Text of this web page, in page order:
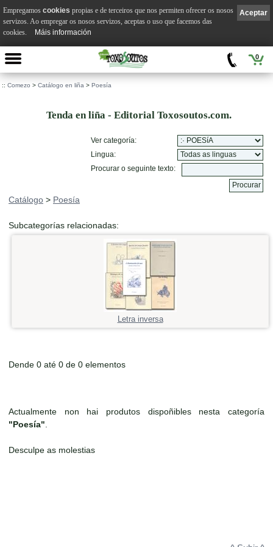
0
:: Comezo > Catálogo en liña > Poesía
Tenda en liña - Editorial Toxosoutos.com.
Ver categoría:
Lingua:
Procurar o seguinte texto:
Catálogo > Poesía
Subcategorías relacionadas:
Letra inversa
Dende 0 até 0 de 0 elementos
Actualmente non hai produtos dispoñibles nesta categoría
"Poesía"
Desculpe as molestias
Aceptar
Empregamos cookies propias e de terceiros que nos permiten ofrecer os nosos
servizos. Ao empregar os nosos servizos, aceptas o uso que facemos das
cookies.
Máis información